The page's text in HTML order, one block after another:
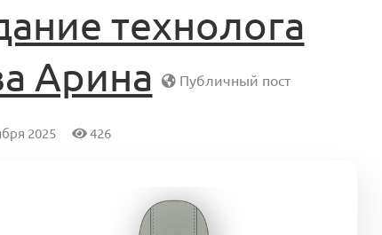
технолога
Арина
Публичный пост
2025 426